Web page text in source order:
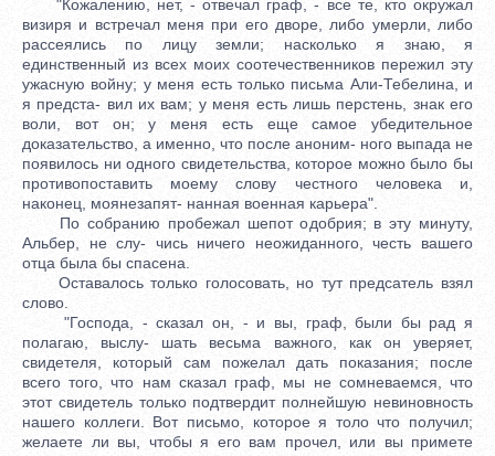
"Кожалению, нет, - отвечал граф, - все те, кто окружал
визиря и встречал меня при его дворе, либо умерли, либо
рассеялись по лицу земли; насколько я знаю, я
единственный из всех моих соотечественников пережил эту
ужасную войну; у меня есть только письма Али-Тебелина, и
я предста- вил их вам; у меня есть лишь перстень, знак его
воли, вот он; у меня есть еще самое убедительное
доказательство, а именно, что после аноним- ного выпада не
появилось ни одного свидетельства, которое можно было бы
противопоставить моему слову честного человека и,
наконец, моянезапят- нанная военная карьера".
По собранию пробежал шепот одобрия; в эту минуту,
Альбер, не слу- чись ничего неожиданного, честь вашего
отца была бы спасена.
Оставалось только голосовать, но тут предсатель взял
слово.
"Господа, - сказал он, - и вы, граф, были бы рад я
полагаю, выслу- шать весьма важного, как он уверяет,
свидетеля, который сам пожелал дать показания; после
всего того, что нам сказал граф, мы не сомневаемся, что
этот свидетель только подтвердит полнейшую невиновность
нашего коллеги. Вот письмо, которое я толо что получил;
желаете ли вы, чтобы я его вам прочел, или вы примете